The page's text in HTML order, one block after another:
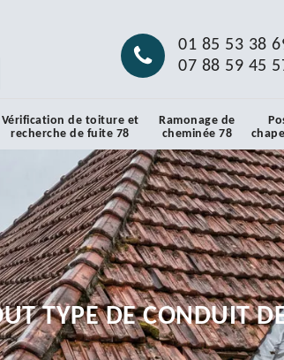
01 85 53 38
07 88 59 45
Vérification de toiture et
recherche de fuite 78
Ramonage de
cheminée 78
TYPE DE CONDUIT